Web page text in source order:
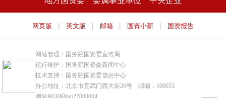
网页版 | 英文版 | 邮箱 | 国资小新 | 国资报告
网站管理：国务院国资委宣传局
运行维护：国务院国资委新闻中心
技术支持：国务院国资委信息中心
办公地址：北京市宣武门西大街26号 邮编：100053
网站标识码bm27000004